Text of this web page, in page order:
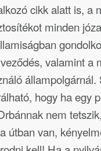
cikk alatt is, a
minden
valamint a
hogy ha egy
nem
útban van,